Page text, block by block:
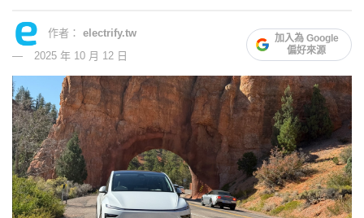
作者： electrify.tw
2025 年 10 月 12 日
加入為 Google
偏好來源